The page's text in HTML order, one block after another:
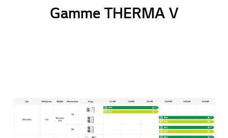
Gamme THERMA V